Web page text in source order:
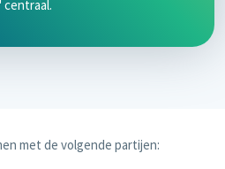
met de volgende partijen: